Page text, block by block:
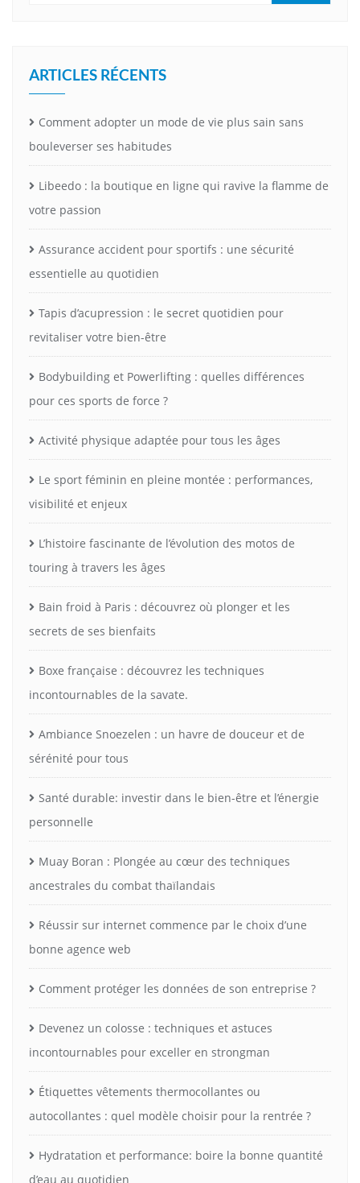
ARTICLES RÉCENTS
Comment adopter un mode de vie plus sain sans
bouleverser ses habitudes
Libeedo : la boutique en ligne qui ravive la flamme de
votre passion
Assurance accident pour sportifs : une sécurité
essentielle au quotidien
Tapis d’acupression : le secret quotidien pour
revitaliser votre bien-être
Bodybuilding et Powerlifting : quelles différences
pour ces sports de force ?
Activité physique adaptée pour tous les âges
Le sport féminin en pleine montée : performances,
visibilité et enjeux
L’histoire fascinante de l’évolution des motos de
touring à travers les âges
Bain froid à Paris : découvrez où plonger et les
secrets de ses bienfaits
Boxe française : découvrez les techniques
incontournables de la savate.
Ambiance Snoezelen : un havre de douceur et de
sérénité pour tous
Santé durable: investir dans le bien-être et l’énergie
personnelle
Muay Boran : Plongée au cœur des techniques
ancestrales du combat thaïlandais
Réussir sur internet commence par le choix d’une
bonne agence web
Comment protéger les données de son entreprise ?
Devenez un colosse : techniques et astuces
incontournables pour exceller en strongman
Étiquettes vêtements thermocollantes ou
autocollantes : quel modèle choisir pour la rentrée ?
Hydratation et performance: boire la bonne quantité
d’eau au quotidien